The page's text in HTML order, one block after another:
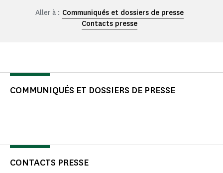
Aller à : Communiqués et dossiers de presse
Contacts presse
COMMUNIQUÉS ET DOSSIERS DE PRESSE
CONTACTS PRESSE